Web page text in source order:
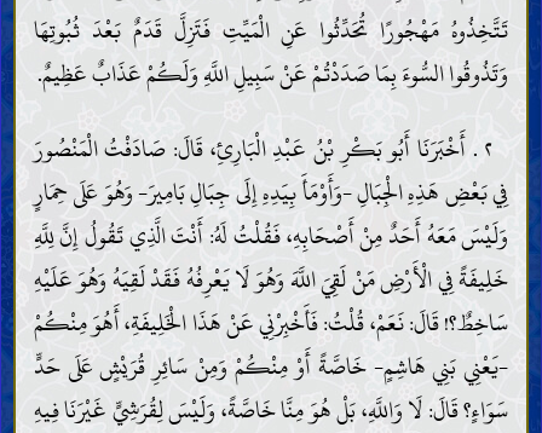
تَتَّخِذُوهُ مَهْجُورًا تُحَدِّثُوا عَنِ الْمَيِّتِ فَتَزِلَّ قَدَمٌ بَعْدَ ثُبُوتِهَا
وَتَذُوقُوا السُّوءَ بِمَا صَدَدْتُمْ عَنْ سَبِيلِ اللَّهِ وَلَكُمْ عَذَابٌ عَظِيمٌ.
٢ . أَخْبَرَنَا أَبُو بَكْرِ بْنُ عَبْدِ الْبَارِئِ، قَالَ: صَادَفْتُ الْمَنْصُورَ
فِي بَعْضِ هَذِهِ الْجِبَالِ -وَأَوْمَأَ بِيَدِهِ إِلَى جِبَالِ بَامِيرَ- وَهُوَ عَلَى حِمَارٍ
وَلَيْسَ مَعَهُ أَحَدٌ مِنْ أَصْحَابِهِ، فَقُلْتُ لَهُ: أَنْتَ الَّذِي تَقُولُ إِنَّ لِلَّهِ
خَلِيفَةً فِي الْأَرْضِ مَنْ لَقِيَ اللَّهَ وَهُوَ لَا يَعْرِفُهُ فَقَدْ لَقِيَهُ وَهُوَ عَلَيْهِ
سَاخِطٌ؟! قَالَ: نَعَمْ، قُلْتُ: فَأَخْبِرْنِي عَنْ هَذَا الْخَلِيفَةِ، أَهُوَ مِنْكُمْ
-يَعْنِي بَنِي هَاشِمٍ- خَاصَّةً أَوْ مِنْكُمْ وَمِنْ سَائِرِ قُرَيْشٍ عَلَى حَدٍّ
سَوَاءٍ؟ قَالَ: لَا وَاللَّهِ، بَلْ هُوَ مِنَّا خَاصَّةً، وَلَيْسَ لِقُرَشِيٍّ غَيْرَنَا فِيهِ